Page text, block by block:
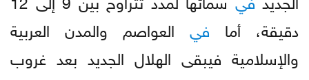
دقيقة، أما في العواصم والمدن العربية
والإسلامية فيبقى الهلال الجديد بعد غروب